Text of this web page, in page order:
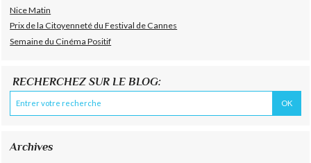
Nice Matin
Prix de la Citoyenneté du Festival de Cannes
Semaine du Cinéma Positif
RECHERCHEZ SUR LE BLOG:
Archives